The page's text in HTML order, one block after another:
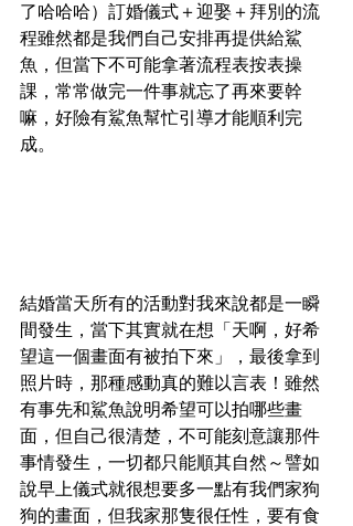
了哈哈哈）訂婚儀式＋迎娶＋拜別的流
程雖然都是我們自己安排再提供給鯊
魚，但當下不可能拿著流程表按表操
課，常常做完一件事就忘了再來要幹
嘛，好險有鯊魚幫忙引導才能順利完
成。
結婚當天所有的活動對我來說都是一瞬
間發生，當下其實就在想「天啊，好希
望這一個畫面有被拍下來」，最後拿到
照片時，那種感動真的難以言表！雖然
有事先和鯊魚說明希望可以拍哪些畫
面，但自己很清楚，不可能刻意讓那件
事情發生，一切都只能順其自然～譬如
說早上儀式就很想要多一點有我們家狗
狗的畫面，但我家那隻很任性，要有食